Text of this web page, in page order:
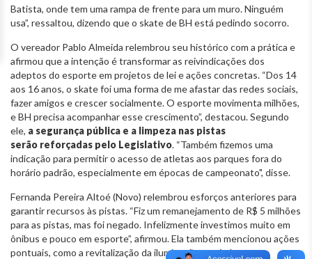
Batista, onde tem uma rampa de frente para um muro. Ninguém
usa”, ressaltou, dizendo que o skate de BH está pedindo socorro.
O vereador Pablo Almeida relembrou seu histórico com a prática e
afirmou que a intenção é transformar as reivindicações dos
adeptos do esporte em projetos de lei e ações concretas. “Dos 14
aos 16 anos, o skate foi uma forma de me afastar das redes sociais,
fazer amigos e crescer socialmente. O esporte movimenta milhões,
e BH precisa acompanhar esse crescimento”, destacou. Segundo
ele, a segurança pública e a limpeza nas pistas
serão reforçadas pelo Legislativo. “Também fizemos uma
indicação para permitir o acesso de atletas aos parques fora do
horário padrão, especialmente em épocas de campeonato", disse.
Fernanda Pereira Altoé (Novo) relembrou esforços anteriores para
garantir recursos às pistas. “Fiz um remanejamento de R$ 5 milhões
para as pistas, mas foi negado. Infelizmente investimos muito em
ônibus e pouco em esporte”, afirmou. Ela também mencionou ações
pontuais, como a revitalização da iluminação no viaduto no